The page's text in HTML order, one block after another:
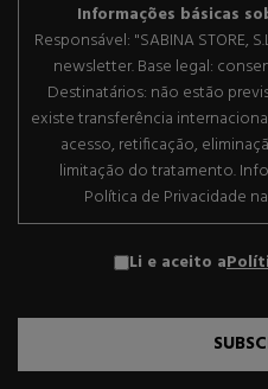
Informações básicas
Responsável: "SABINA STORE,
newsletter. Base legal:
Destinatários: não estão
existe transferência
acesso, retificação,
limitação do tratamento.
Política de Privacidade
Li e aceito a